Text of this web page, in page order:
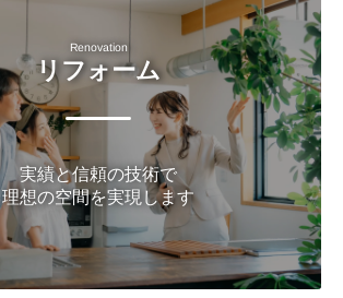
Renovation
リフォーム
実績と信頼の技術で
理想の空間を実現します